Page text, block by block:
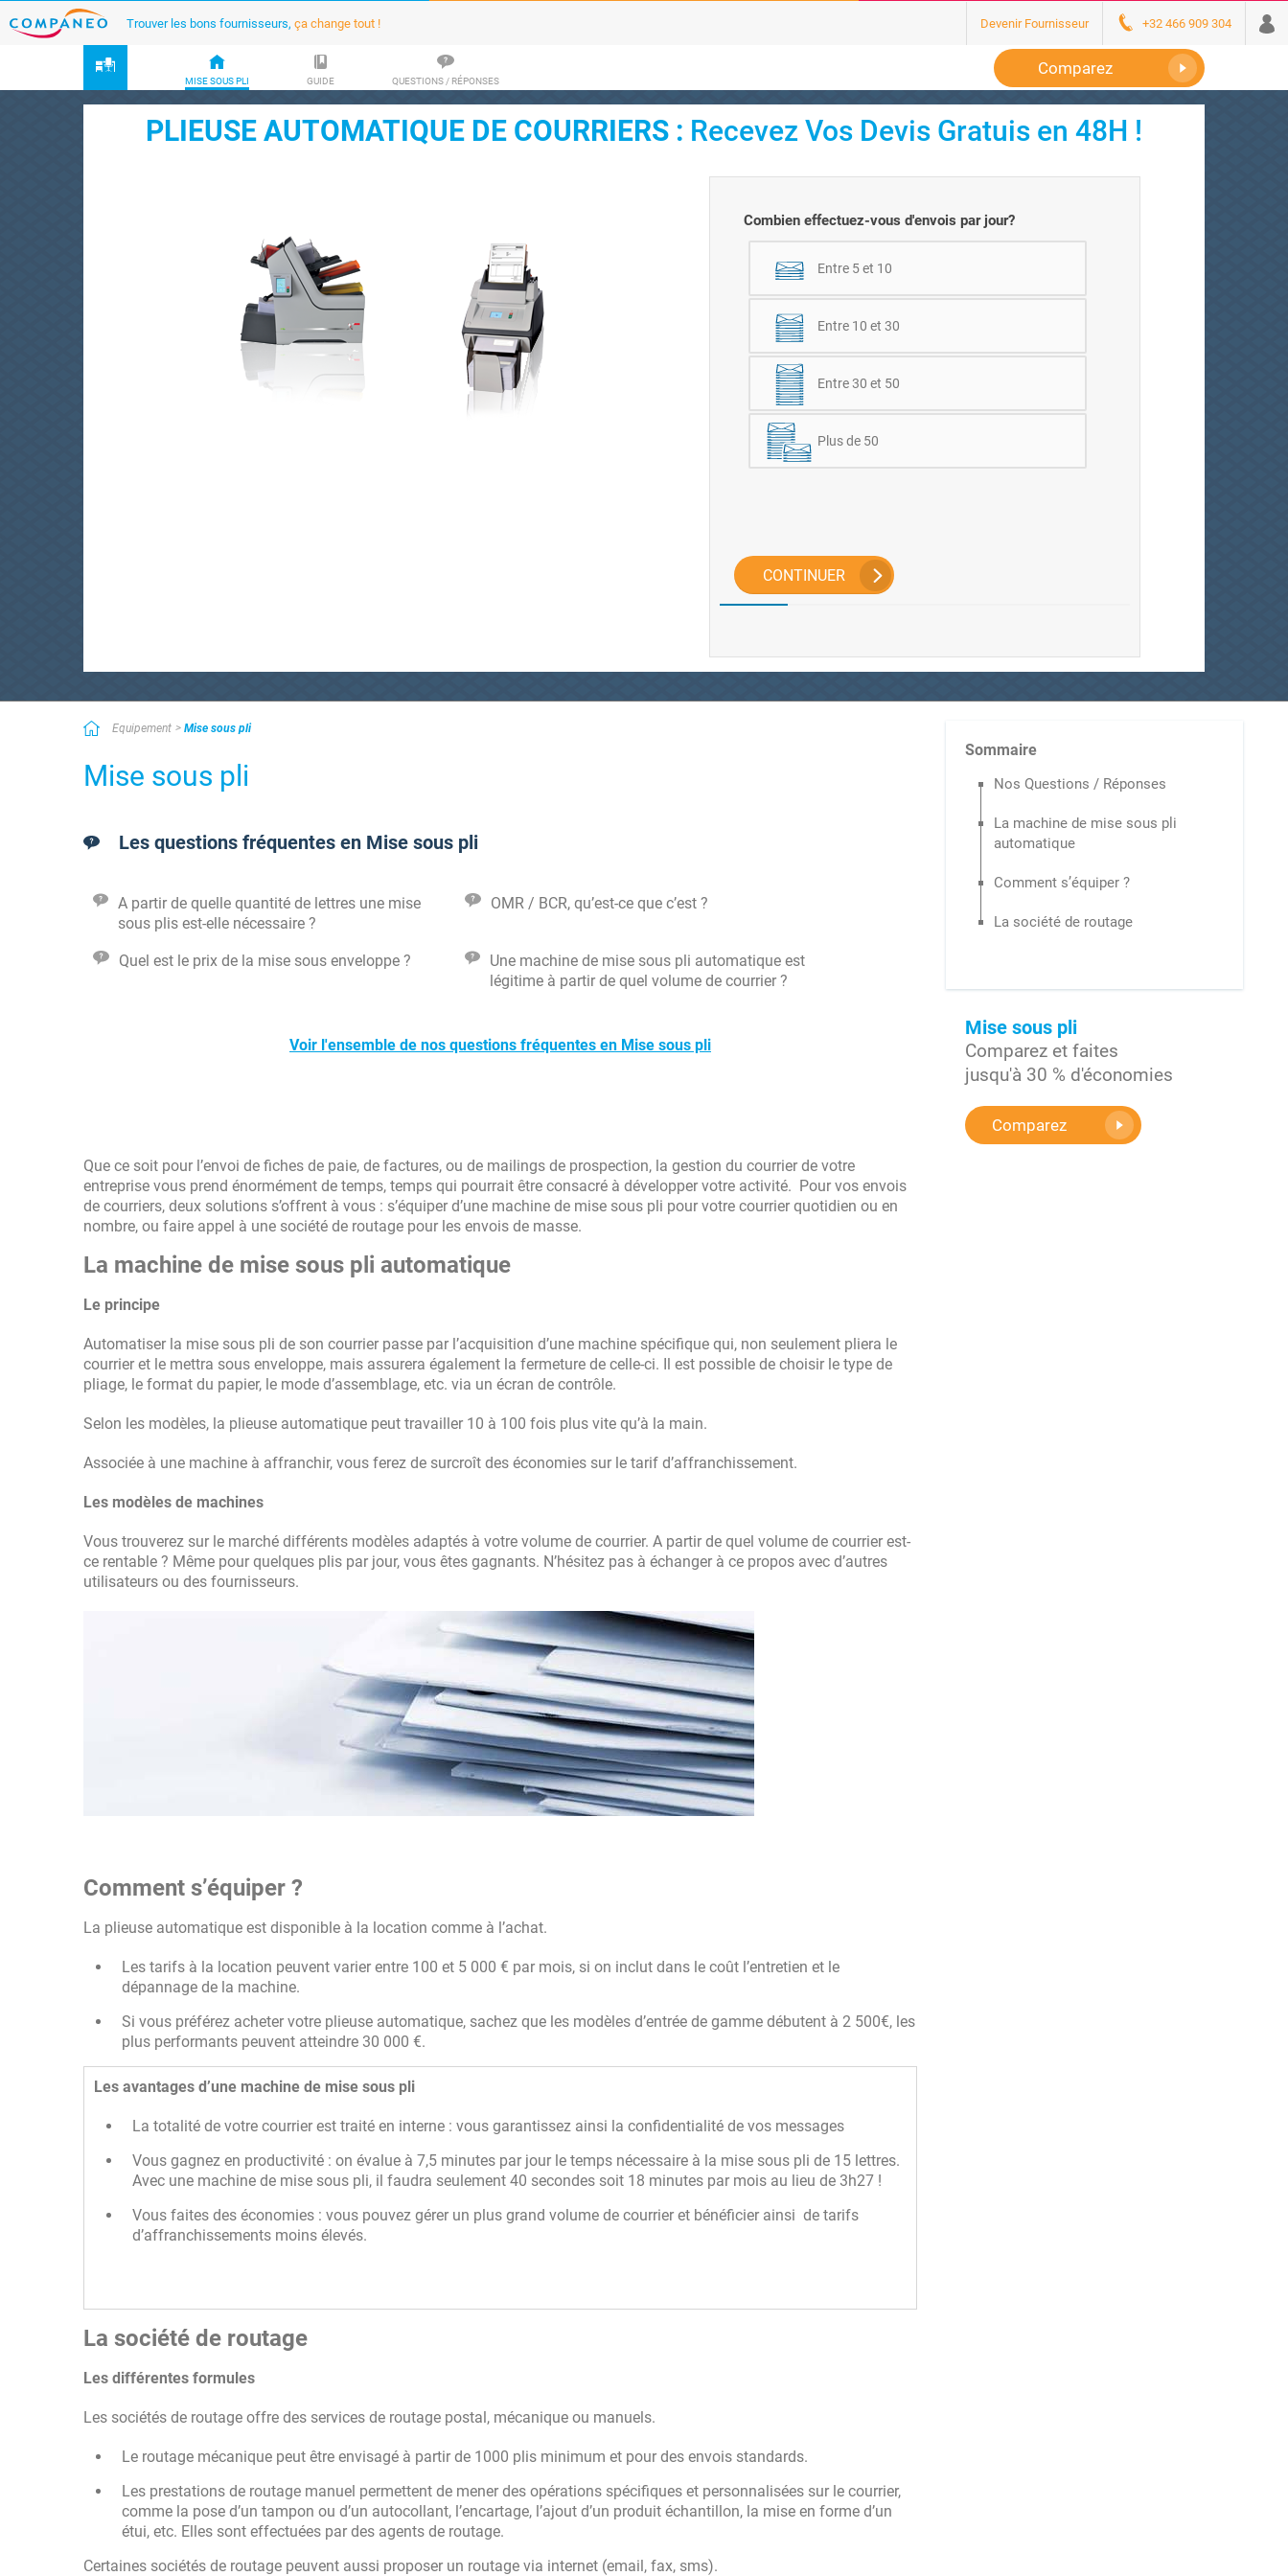
Trouver les bons fournisseurs, ça change tout ! Devenir Fournisseur +32 466 909 304
MISE SOUS PLI GUIDE QUESTIONS / RÉPONSES
Comparez
PLIEUSE AUTOMATIQUE DE COURRIERS : Recevez Vos Devis Gratuis en 48H !
Combien effectuez-vous d'envois par jour?
Entre 5 et 10
Entre 10 et 30
Entre 30 et 50
Plus de 50
CONTINUER
Equipement Mise sous pli
Mise sous pli
Les questions fréquentes en Mise sous pli
A partir de quelle quantité de lettres une mise
sous plis est-elle nécessaire ?
OMR / BCR, qu’est-ce que c’est ?
Quel est le prix de la mise sous enveloppe ?
Une machine de mise sous pli automatique est
légitime à partir de quel volume de courrier ?
Voir l'ensemble de nos questions fréquentes en Mise sous pli
Que ce soit pour l’envoi de fiches de paie, de factures, ou de mailings de prospection, la gestion du courrier de votre
entreprise vous prend énormément de temps, temps qui pourrait être consacré à développer votre activité. Pour vos envois
de courriers, deux solutions s’offrent à vous : s’équiper d’une machine de mise sous pli pour votre courrier quotidien ou en
nombre, ou faire appel à une société de routage pour les envois de masse.
La machine de mise sous pli automatique
Le principe
Automatiser la mise sous pli de son courrier passe par l’acquisition d’une machine spécifique qui, non seulement pliera le
courrier et le mettra sous enveloppe, mais assurera également la fermeture de celle-ci. Il est possible de choisir le type de
pliage, le format du papier, le mode d’assemblage, etc. via un écran de contrôle.
Selon les modèles, la plieuse automatique peut travailler 10 à 100 fois plus vite qu’à la main.
Associée à une machine à affranchir, vous ferez de surcroît des économies sur le tarif d’affranchissement.
Les modèles de machines
Vous trouverez sur le marché différents modèles adaptés à votre volume de courrier. A partir de quel volume de courrier est-
ce rentable ? Même pour quelques plis par jour, vous êtes gagnants. N’hésitez pas à échanger à ce propos avec d’autres
utilisateurs ou des fournisseurs.
Comment s’équiper ?
La plieuse automatique est disponible à la location comme à l’achat.
Les tarifs à la location peuvent varier entre 100 et 5 000 € par mois, si on inclut dans le coût l’entretien et le
dépannage de la machine.
Si vous préférez acheter votre plieuse automatique, sachez que les modèles d’entrée de gamme débutent à 2 500€, les
plus performants peuvent atteindre 30 000 €.
Les avantages d’une machine de mise sous pli
La totalité de votre courrier est traité en interne : vous garantissez ainsi la confidentialité de vos messages
Vous gagnez en productivité : on évalue à 7,5 minutes par jour le temps nécessaire à la mise sous pli de 15 lettres.
Avec une machine de mise sous pli, il faudra seulement 40 secondes soit 18 minutes par mois au lieu de 3h27 !
Vous faites des économies : vous pouvez gérer un plus grand volume de courrier et bénéficier ainsi de tarifs
d’affranchissements moins élevés.
La société de routage
Les différentes formules
Les sociétés de routage offre des services de routage postal, mécanique ou manuels.
Le routage mécanique peut être envisagé à partir de 1000 plis minimum et pour des envois standards.
Les prestations de routage manuel permettent de mener des opérations spécifiques et personnalisées sur le courrier,
comme la pose d’un tampon ou d’un autocollant, l’encartage, l’ajout d’un produit échantillon, la mise en forme d’un
étui, etc. Elles sont effectuées par des agents de routage.
Certaines sociétés de routage peuvent aussi proposer un routage via internet (email, fax, sms).
Sommaire
Nos Questions / Réponses
La machine de mise sous pli
automatique
Comment s’équiper ?
La société de routage
Mise sous pli
Comparez et faites
jusqu'à 30 % d'économies
Comparez